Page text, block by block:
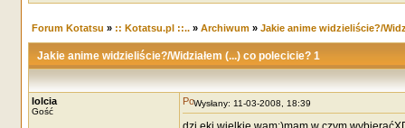
Forum Kotatsu » :: Kotatsu.pl ::..» Archiwum» Jakie anime widzieliście?/
Jakie anime widzieliście?/Widziałem (...) co polecicie? 1
lolcia
Gość
Wysłany: 11-03-2008, 18:39